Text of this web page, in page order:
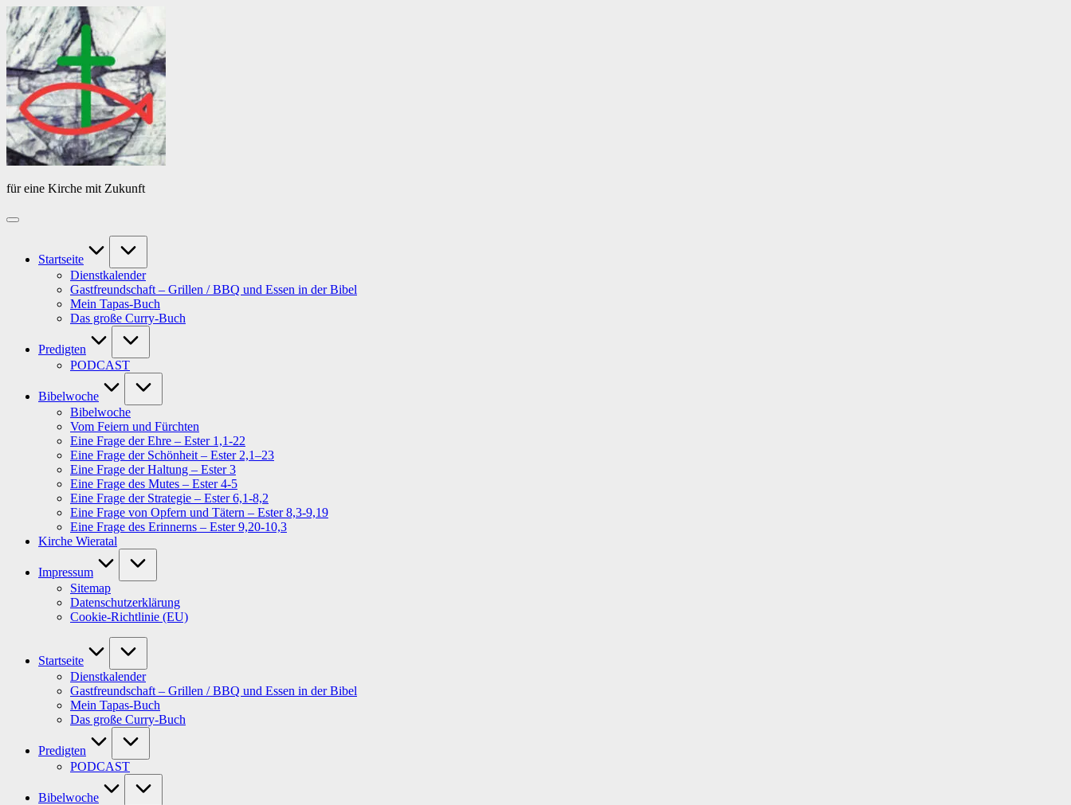
Skip
to
content
von
PfarrerB
für eine Kirche mit Zukunft
Startseite
Dienstkalender
Gastfreundschaft – Grillen / BBQ und Essen in der Bibel
Mein Tapas-Buch
Das große Curry-Buch
Predigten
PODCAST
Bibelwoche
Bibelwoche
Vom Feiern und Fürchten
Eine Frage der Ehre – Ester 1,1-22
Eine Frage der Schönheit – Ester 2,1–23
Eine Frage der Haltung – Ester 3
Eine Frage des Mutes – Ester 4-5
Eine Frage der Strategie – Ester 6,1-8,2
Eine Frage von Opfern und Tätern – Ester 8,3-9,19
Eine Frage des Erinnerns – Ester 9,20-10,3
Kirche Wieratal
Impressum
Sitemap
Datenschutzerklärung
Cookie-Richtlinie (EU)
Startseite
Dienstkalender
Gastfreundschaft – Grillen / BBQ und Essen in der Bibel
Mein Tapas-Buch
Das große Curry-Buch
Predigten
PODCAST
Bibelwoche